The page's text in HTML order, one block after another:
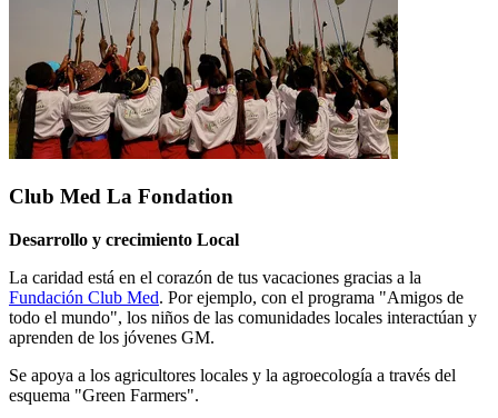
Club Med La Fondation
Desarrollo y crecimiento Local
La caridad está en el corazón de tus vacaciones gracias a la
Fundación Club Med. Por ejemplo, con el programa "Amigos de
todo el mundo", los niños de las comunidades locales interactúan y
aprenden de los jóvenes GM.
Se apoya a los agricultores locales y la agroecología a través del
esquema "Green Farmers".